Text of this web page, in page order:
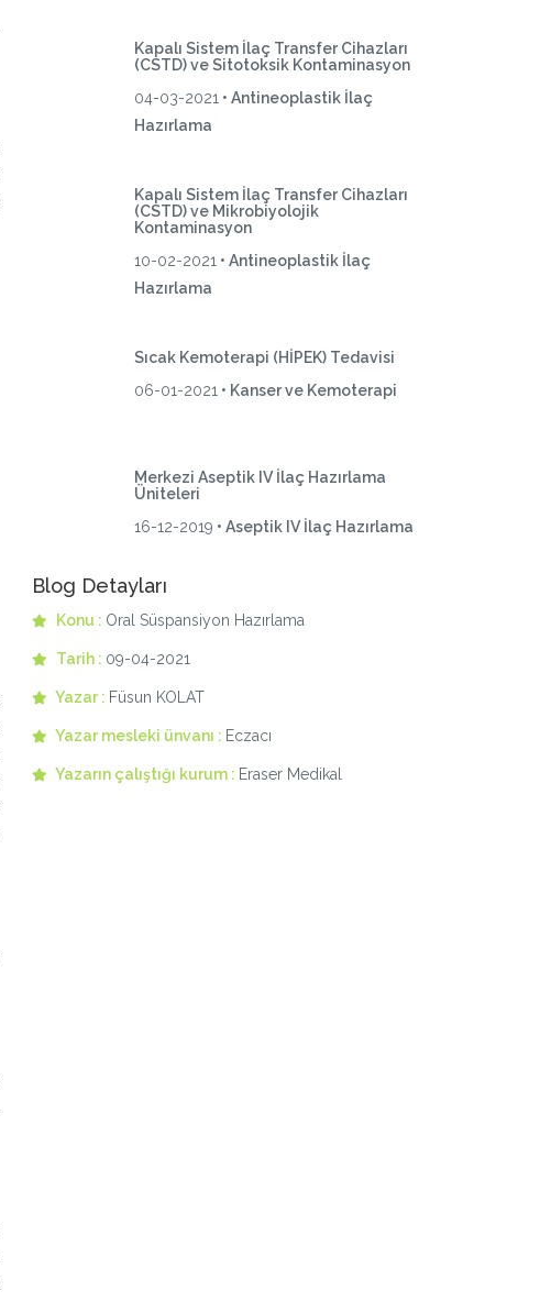
Kapalı Sistem İlaç Transfer Cihazları
(CSTD) ve Sitotoksik Kontaminasyon
04-03-2021 • Antineoplastik İlaç
Hazırlama
Kapalı Sistem İlaç Transfer Cihazları
(CSTD) ve Mikrobiyolojik
Kontaminasyon
10-02-2021 • Antineoplastik İlaç
Hazırlama
Sıcak Kemoterapi (HİPEK) Tedavisi
06-01-2021 • Kanser ve Kemoterapi
Merkezi Aseptik IV İlaç Hazırlama
Üniteleri
16-12-2019 • Aseptik IV İlaç Hazırlama
Blog Detayları
Konu : Oral Süspansiyon Hazırlama
Tarih : 09-04-2021
Yazar : Füsun KOLAT
Yazar mesleki ünvanı : Eczacı
Yazarın çalıştığı kurum : Eraser Medikal